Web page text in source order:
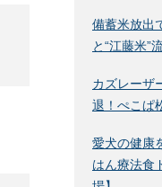
備蓄米放出
と“江藤米”
カズレーザ
退！ぺこぱ
愛犬の健康
はん療法食